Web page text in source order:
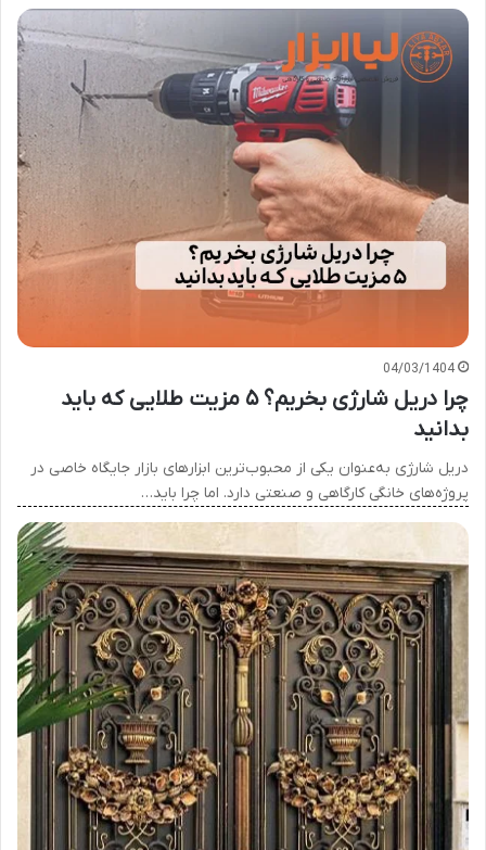
04/03/1404
چرا دریل شارژی بخریم؟ ۵ مزیت طلایی که باید
بدانید
دریل شارژی به‌عنوان یکی از محبوب‌ترین ابزارهای بازار جایگاه خاصی در
پروژه‌های خانگی کارگاهی و صنعتی دارد. اما چرا باید…